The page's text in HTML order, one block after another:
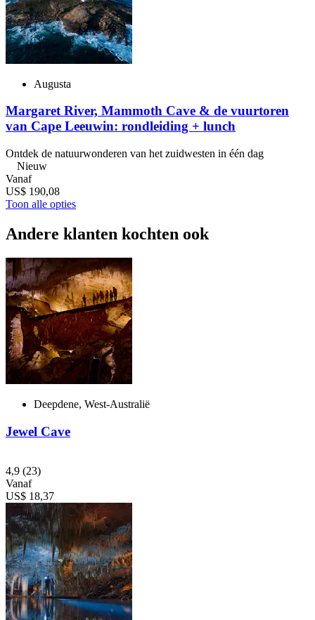
Augusta
Margaret River, Mammoth Cave & de vuurtoren
van Cape Leeuwin: rondleiding + lunch
Ontdek de natuurwonderen van het zuidwesten in één dag
Nieuw
Vanaf
US$ 190,08
Toon alle opties
Andere klanten kochten ook
Deepdene, West-Australië
Jewel Cave
4,9 (23)
Vanaf
US$ 18,37